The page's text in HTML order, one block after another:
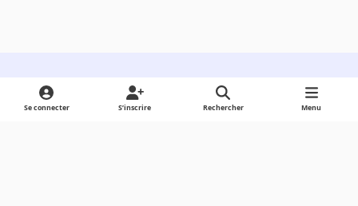
Light ModeDark ModeSystem Preference
Se connecter S’inscrire Rechercher Menu